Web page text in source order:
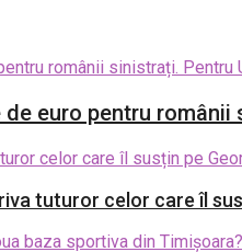
euro pentru
tuturor celor care îl